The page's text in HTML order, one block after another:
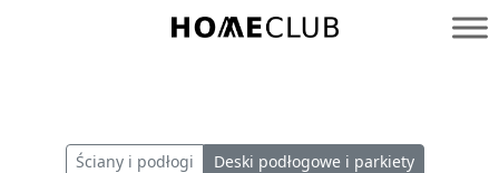
Homeclub
Ściany i podłogi Deski podłogowe i parkiety